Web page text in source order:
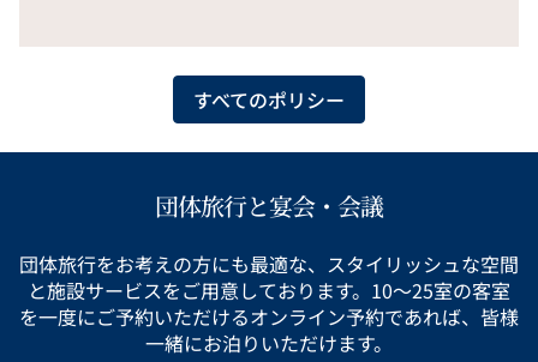
すべてのポリシー
団体旅行と宴会・会議
団体旅行をお考えの方にも最適な、スタイリッシュな空間
と施設サービスをご用意しております。10～25室の客室
を一度にご予約いただけるオンライン予約であれば、皆様
一緒にお泊りいただけます。